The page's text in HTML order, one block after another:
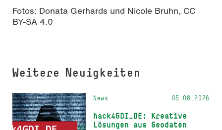
Fotos: Donata Gerhards und Nicole Bruhn, CC
BY-SA 4.0
Weitere Neuigkeiten
News 05.08.2026
hack4GDI_DE: Kreative
Lösungen aus Geodaten